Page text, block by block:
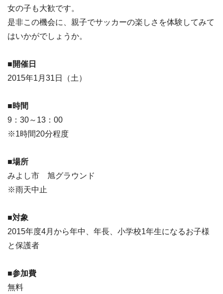
女の子も大歓です。
是非この機会に、親子でサッカーの楽しさを体験してみて
はいかがでしょうか。
■開催日
2015年1月31日（土）
■時間
9：30～13：00
※1時間20分程度
■場所
みよし市 旭グラウンド
※雨天中止
■対象
2015年度4月から年中、年長、小学校1年生になるお子様
と保護者
■参加費
無料